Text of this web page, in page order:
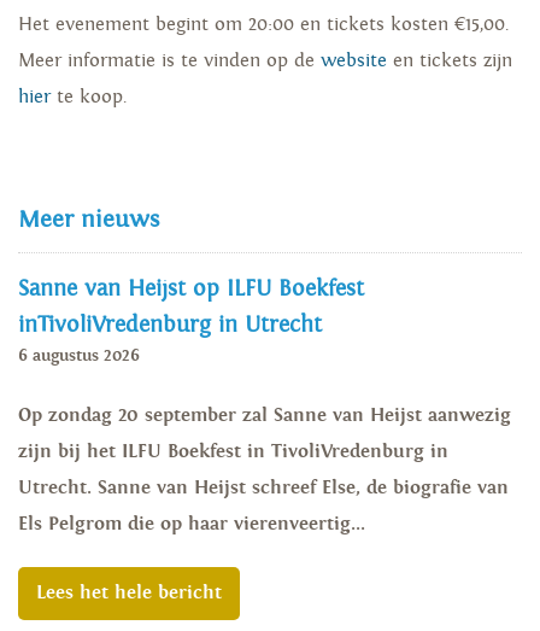
Het evenement begint om 20:00 en tickets kosten €15,00.
Meer informatie is te vinden op de website en tickets zijn
hierte koop.
Meer nieuws
Sanne van Heijst op ILFU Boekfest
inTivoliVredenburg in Utrecht
6 augustus 2026
Op zondag 20 september zal Sanne van Heijst aanwezig
zijn bij het ILFU Boekfest in TivoliVredenburg in
Utrecht. Sanne van Heijst schreef Else, de biografie van
Els Pelgrom die op haar vierenveertig...
Lees het hele bericht